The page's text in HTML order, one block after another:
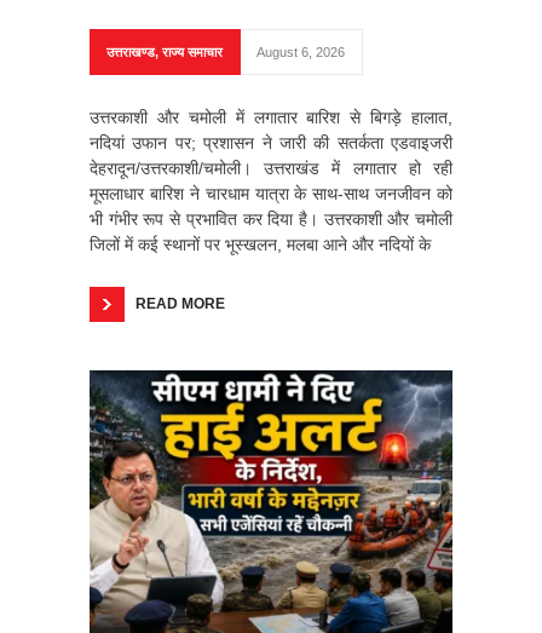
उत्तराखण्ड,राज्य समाचार August 6, 2026
उत्तरकाशी और चमोली में लगातार बारिश से बिगड़े हालात,
नदियां उफान पर; प्रशासन ने जारी की सतर्कता एडवाइजरी
देहरादून/उत्तरकाशी/चमोली। उत्तराखंड में लगातार हो रही
मूसलाधार बारिश ने चारधाम यात्रा के साथ-साथ जनजीवन को
भी गंभीर रूप से प्रभावित कर दिया है। उत्तरकाशी और चमोली
जिलों में कई स्थानों पर भूस्खलन, मलबा आने और नदियों के
READ MORE